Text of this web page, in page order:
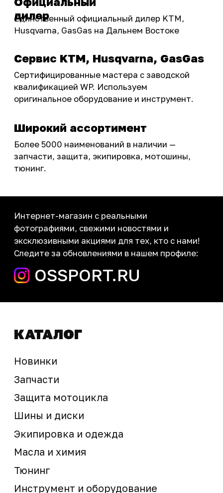
О НАС
Акции
Доставка
Оплата
Мотомагазин
Новости
ПОКУПАТЕЛЮ
+7 (908) 448-07-59
+7 (995) 281-25-71
г. Владивосток
sale@ossport.ru
Предложение не является публичной офертой
запчасти шины экипировка